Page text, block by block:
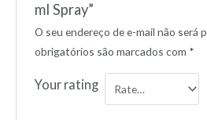
ml Spray”
O seu endereço de e-mail não será
obrigatórios são marcados com *
Your rating